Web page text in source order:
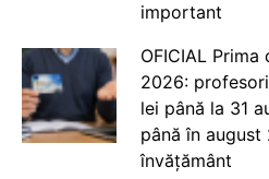
important
OFICIAL
2026:
lei până la 31
până în august
învățământ